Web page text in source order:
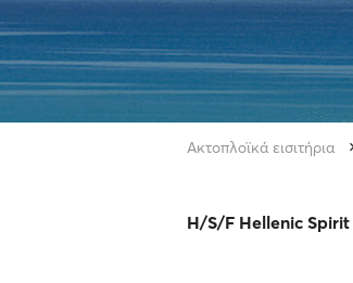
Ακτοπλοϊκά εισιτήρια
H/S/F Hellenic Spirit